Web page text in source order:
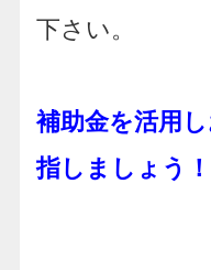
下さい。
補助金を活用
指しましょう！